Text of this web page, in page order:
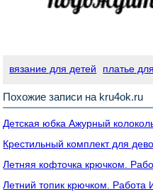
вязание для детей платье
Похожие записи на kru4ok.ru
Детская юбка Ажурный
Крестильный комплект для
Летняя кофточка крючком.
Летний топик крючком. Работа